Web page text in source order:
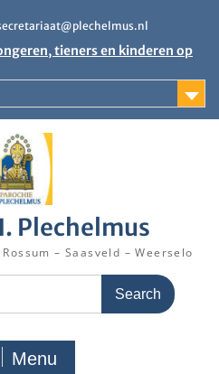
tieners en kinderen op
Pastoor Karel Donders
Plechelmus
– Saasveld – Weerselo
Menu